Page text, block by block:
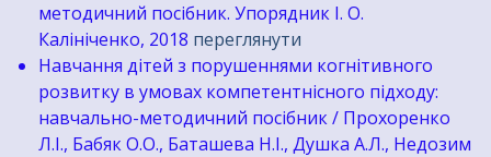
методичний посібник. Упорядник І. О.
Калініченко, 2018 переглянути
Навчання дітей з порушеннями когнітивного
розвитку в умовах компетентнісного підходу:
навчально-методичний посібник / Прохоренко
Л.І., Бабяк О.О., Баташева Н.І., Душка А.Л., Недозим